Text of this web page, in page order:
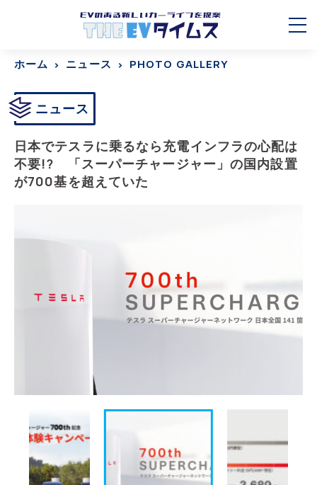
ホーム ニュース PHOTO GALLERY
ニュース
日本でテスラに乗るなら充電インフラの心配は
不要!? 「スーパーチャージャー」の国内設置
が700基を超えていた